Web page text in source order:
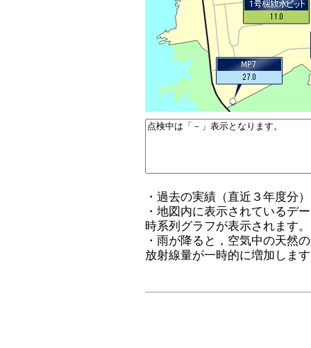
・過去の実績（直近３年度分
・地図内に表示されているデ
時系列グラフが表示されます。
・雨が降ると，空気中の天然
放射線量が一時的に増加しま